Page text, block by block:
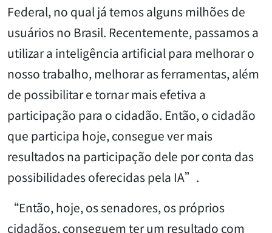
Federal, no qual já temos alguns milhões de
usuários no Brasil. Recentemente, passamos a
utilizar a inteligência artificial para melhorar o
nosso trabalho, melhorar as ferramentas, além
de possibilitar e tornar mais efetiva a
participação para o cidadão. Então, o cidadão
que participa hoje, consegue ver mais
resultados na participação dele por conta das
possibilidades oferecidas pela IA”.
“Então, hoje, os senadores, os próprios
cidadãos, conseguem ter um resultado com